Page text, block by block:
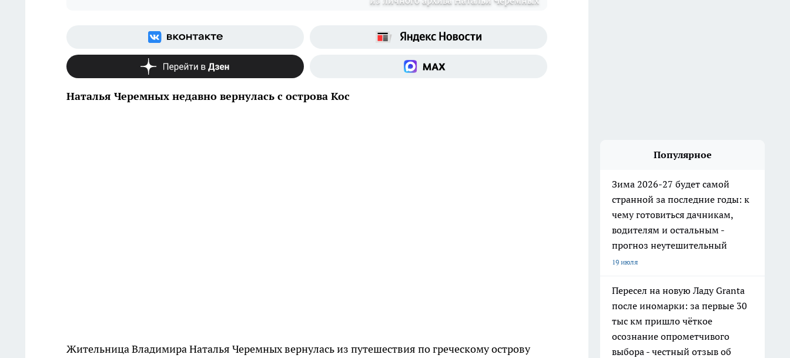
Наталья Черемных недавно вернулась с острова Кос
Жительница Владимира Наталья Черемных вернулась из путешествия по греческому острову
Популярное
Зима 2026-27 будет самой
странной за последние годы: к
чему готовиться дачникам,
водителям и остальным -
прогноз неутешительный
19 июля
Пересел на новую Ладу Granta
после иномарки: за первые 30
тыс км пришло чёткое
осознание опрометчивого
выбора - честный отзыв об